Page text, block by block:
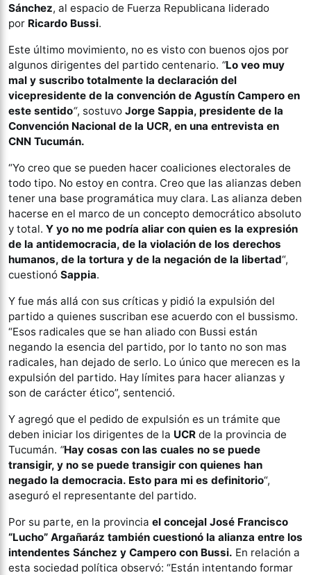
Sánchez, al espacio de Fuerza Republicana liderado
por Ricardo Bussi.
Este último movimiento, no es visto con buenos ojos por
algunos dirigentes del partido centenario. “Lo veo muy
mal y suscribo totalmente la declaración del
vicepresidente de la convención de Agustín Campero en
este sentido“, sostuvo Jorge Sappia, presidente de la
Convención Nacional de la UCR, en una entrevista en
CNN Tucumán.
“Yo creo que se pueden hacer coaliciones electorales de
todo tipo. No estoy en contra. Creo que las alianzas deben
tener una base programática muy clara. Las alianza deben
hacerse en el marco de un concepto democrático absoluto
y total. Y yo no me podría aliar con quien es la expresión
de la antidemocracia, de la violación de los derechos
humanos, de la tortura y de la negación de la libertad“,
cuestionó Sappia.
Y fue más allá con sus críticas y pidió la expulsión del
partido a quienes suscriban ese acuerdo con el bussismo.
“Esos radicales que se han aliado con Bussi están
negando la esencia del partido, por lo tanto no son mas
radicales, han dejado de serlo. Lo único que merecen es la
expulsión del partido. Hay límites para hacer alianzas y
son de carácter ético”, sentenció.
Y agregó que el pedido de expulsión es un trámite que
deben iniciar los dirigentes de la UCR de la provincia de
Tucumán. “Hay cosas con las cuales no se puede
transigir, y no se puede transigir con quienes han
negado la democracia. Esto para mi es definitorio“,
aseguró el representante del partido.
Por su parte, en la provincia el concejal José Francisco
“Lucho” Argañaráz también cuestionó la alianza entre los
intendentes Sánchez y Campero con Bussi. En relación a
esta sociedad política observó: “Están intentando formar